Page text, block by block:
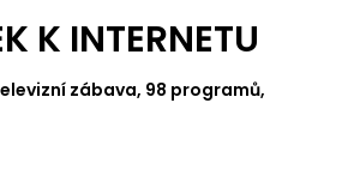
K INTERNETU
zábava, 98 programů,